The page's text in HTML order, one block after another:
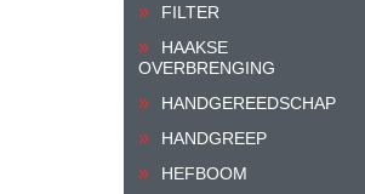
FILTER
HAAKSE
OVERBRENGING
HANDGEREEDSCHAP
HANDGREEP
HEFBOOM